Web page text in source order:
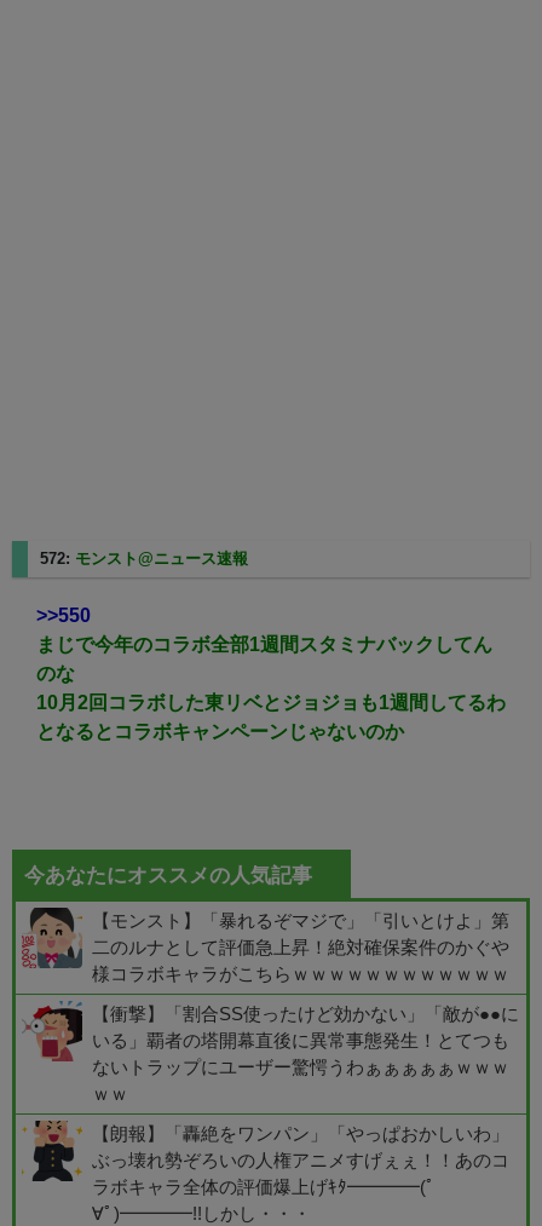
572: モンスト@ニュース速報
>>550
まじで今年のコラボ全部1週間スタミナバックしてん
のな
10月2回コラボした東リベとジョジョも1週間してるわ
となるとコラボキャンペーンじゃないのか
今あなたにオススメの人気記事
【モンスト】「暴れるぞマジで」「引いとけよ」第
二のルナとして評価急上昇！絶対確保案件のかぐや
様コラボキャラがこちらｗｗｗｗｗｗｗｗｗｗｗｗ
【衝撃】「割合SS使ったけど効かない」「敵が●●に
いる」覇者の塔開幕直後に異常事態発生！とてつも
ないトラップにユーザー驚愕うわぁぁぁぁぁｗｗｗ
ｗｗ
【朗報】「轟絶をワンパン」「やっぱおかしいわ」
ぶっ壊れ勢ぞろいの人権アニメすげぇぇ！！あのコ
ラボキャラ全体の評価爆上げｷﾀ━━━━(ﾟ
∀ﾟ)━━━━!!しかし・・・